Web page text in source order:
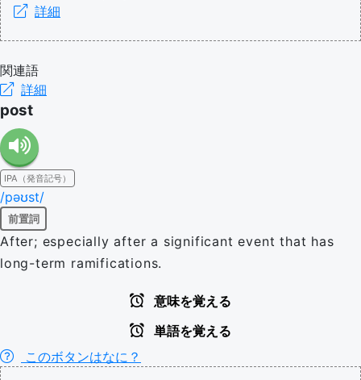
詳細
関連語
詳細
post
IPA（発音記号）
/pəʊst/
前置詞
After; especially after a significant event that has
long-term ramifications.
意味を覚える
単語を覚える
このボタンはなに？